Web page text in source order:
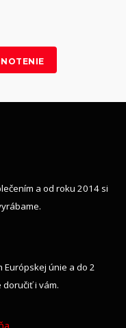
a od roku 2014 si
Európskej únie a do 2
doručiť i vám.